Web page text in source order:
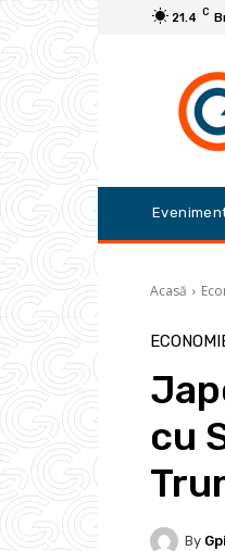
21.4 C
Acasă
cu
By